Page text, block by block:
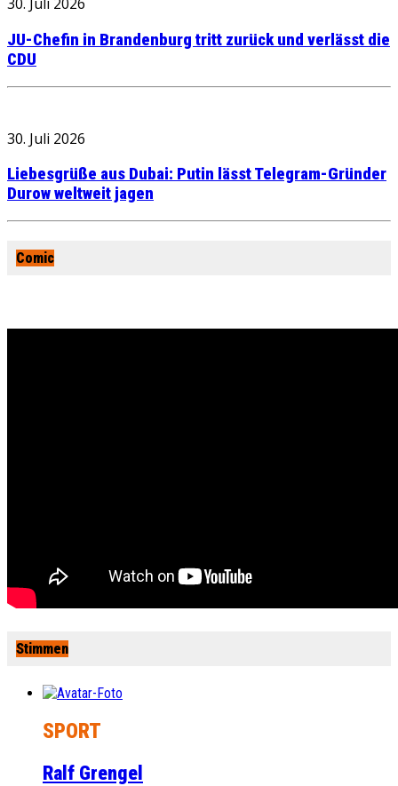
JU-Chefin in Brandenburg tritt zurück und verlässt die
CDU
30. Juli 2026
Liebesgrüße aus Dubai: Putin lässt Telegram-Gründer
Durow weltweit jagen
Comic
Stimmen
SPORT
Ralf Grengel